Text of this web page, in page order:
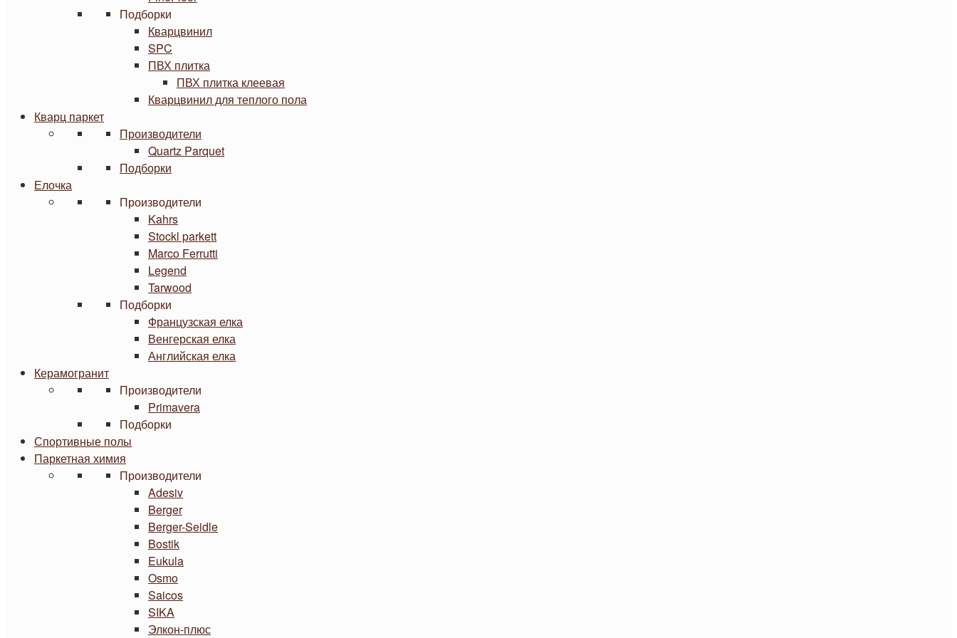
Подборки
Кварцвинил
SPC
ПВХ плитка
ПВХ плитка клеевая
Кварцвинил для теплого пола
Кварц паркет
Производители
Quartz Parquet
Подборки
Елочка
Производители
Kahrs
Stockl parkett
Marco Ferrutti
Legend
Tarwood
Подборки
Французская елка
Венгерская елка
Английская елка
Керамогранит
Производители
Primavera
Подборки
Спортивные полы
Паркетная химия
Производители
Adesiv
Berger
Berger-Seidle
Bostik
Eukula
Osmo
Saicos
SIKA
Элкон-плюс